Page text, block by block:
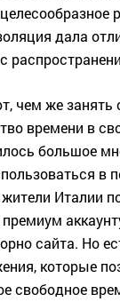
дала
чем же занять
времени в
большое
в
Италии
сайта. Но
которые
свободное